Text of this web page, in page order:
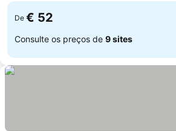
De € 52
Consulte os preços de 9 sites